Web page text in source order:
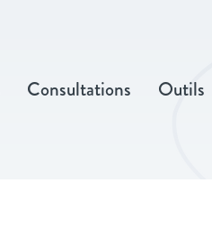
Consultations Outils